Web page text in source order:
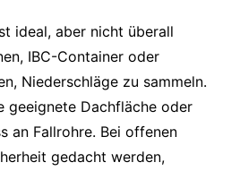
ideal, aber nicht überall
IBC-Container oder
Niederschläge zu sammeln.
geeignete Dachfläche oder
an Fallrohre. Bei offenen
gedacht werden,